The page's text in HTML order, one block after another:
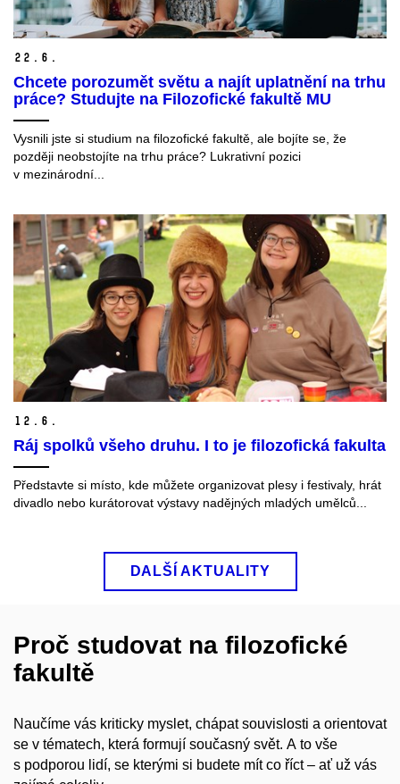
22. 6.
Chcete porozumět světu a najít uplatnění na trhu
práce? Studujte na Filozofické fakultě MU
Vysnili jste si studium na filozofické fakultě, ale bojíte se, že
později neobstojíte na trhu práce? Lukrativní pozici
v mezinárodní...
12. 6.
Ráj spolků všeho druhu. I to je filozofická fakulta
Představte si místo, kde můžete organizovat plesy i festivaly, hrát
divadlo nebo kurátorovat výstavy nadějných mladých umělců...
DALŠÍ AKTUALITY
Proč studovat na filozofické
fakultě
Naučíme vás kriticky myslet, chápat souvislosti a orientovat
se v tématech, která formují současný svět. A to vše
s podporou lidí, se kterými si budete mít co říct – ať už vás